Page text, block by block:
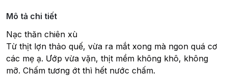
Mô tả chi tiết
Nạc thăn chiên xù
Từ thịt lợn thảo quế, vừa ra mắt xong mà ngon quá cơ
các mẹ ạ. Ướp vừa vặn, thịt mềm không khô, không
mỡ. Chấm tương ớt thì hết nước chấm.